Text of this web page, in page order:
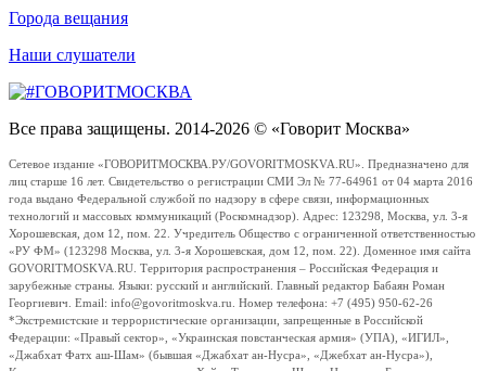
Города вещания
Наши слушатели
Все права защищены. 2014-2026 © «Говорит Москва»
Сетевое издание «ГОВОРИТМОСКВА.РУ/GOVORITMOSKVA.RU». Предназначено для
лиц старше 16 лет. Свидетельство о регистрации СМИ Эл № 77-64961 от 04 марта 2016
года выдано Федеральной службой по надзору в сфере связи, информационных
технологий и массовых коммуникаций (Роскомнадзор). Адрес: 123298, Москва, ул. 3-я
Хорошевская, дом 12, пом. 22. Учредитель Общество с ограниченной ответственностью
«РУ ФМ» (123298 Москва, ул. 3-я Хорошевская, дом 12, пом. 22). Доменное имя сайта
GOVORITMOSKVA.RU. Территория распространения – Российская Федерация и
зарубежные страны. Языки: русский и английский. Главный редактор Бабаян Роман
Георгиевич. Email: info@govoritmoskva.ru. Номер телефона: +7 (495) 950-62-26
*Экстремистские и террористические организации, запрещенные в Российской
Федерации: «Правый сектор», «Украинская повстанческая армия» (УПА), «ИГИЛ»,
«Джабхат Фатх аш-Шам» (бывшая «Джабхат ан-Нусра», «Джебхат ан-Нусра»),